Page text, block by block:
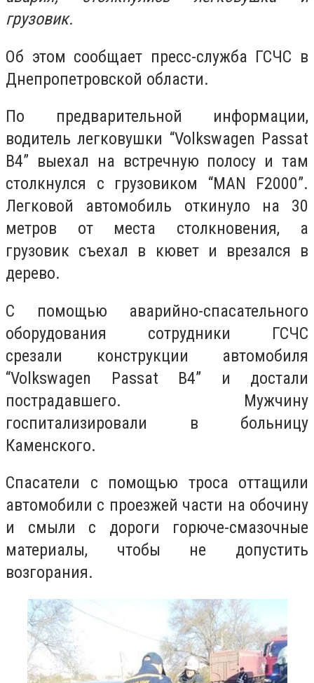
грузовик.
Об этом сообщает пресс-служба ГСЧС в
Днепропетровской области.
По предварительной информации,
водитель легковушки “Volkswagen Passat
B4” выехал на встречную полосу и там
столкнулся с грузовиком “MAN F2000”.
Легковой автомобиль откинуло на 30
метров от места столкновения, а
грузовик съехал в кювет и врезался в
дерево.
С помощью аварийно-спасательного
оборудования сотрудники ГСЧС
срезали конструкции автомобиля
“Volkswagen Passat B4” и достали
пострадавшего. Мужчину
госпитализировали в больницу
Каменского.
Спасатели с помощью троса оттащили
автомобили с проезжей части на обочину
и смыли с дороги горюче-смазочные
материалы, чтобы не допустить
возгорания.